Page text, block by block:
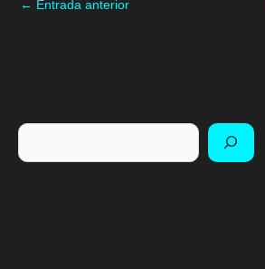
← Entrada anterior
Buscar